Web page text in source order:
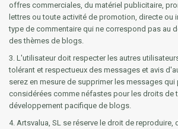
offres commerciales, du matériel publicitaire,
lettres ou toute activité de promotion, directe ou
type de commentaire qui ne correspond pas au
des thèmes de blogs.
3. L'utilisateur doit respecter les autres
tolérant et respectueux des messages et avis
serez en mesure de supprimer les messages qui
considérées comme néfastes pour les droits de
développement pacifique de blogs.
4. Artsvalua, SL se réserve le droit de reproduire,